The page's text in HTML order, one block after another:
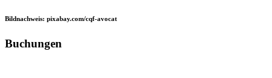
Bildnachweis: pixabay.com/cqf-avocat
Buchungen